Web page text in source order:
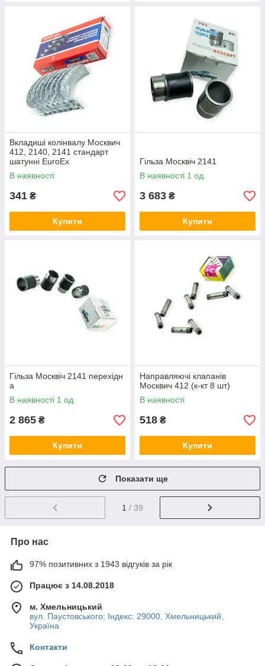
Вкладиші колінвалу Москвич
412, 2140, 2141 стандарт
шатунні EuroEx
В наявності
341 ₴
Купити
Гільза Москвіч 2141
В наявності 1 од.
3 683 ₴
Купити
Гільза Москвіч 2141 перехідн
а
В наявності 1 од.
2 865 ₴
Купити
Направляючі клапанів
Москвич 412 (к-кт 8 шт)
В наявності
518 ₴
Купити
Показати ще
1 / 39
Про нас
97% позитивних з 1943 відгуків за рік
Працює з 14.08.2018
м. Хмельницький
вул. Паустовського; Індекс: 29000, Хмельницький,
Україна
Контакти